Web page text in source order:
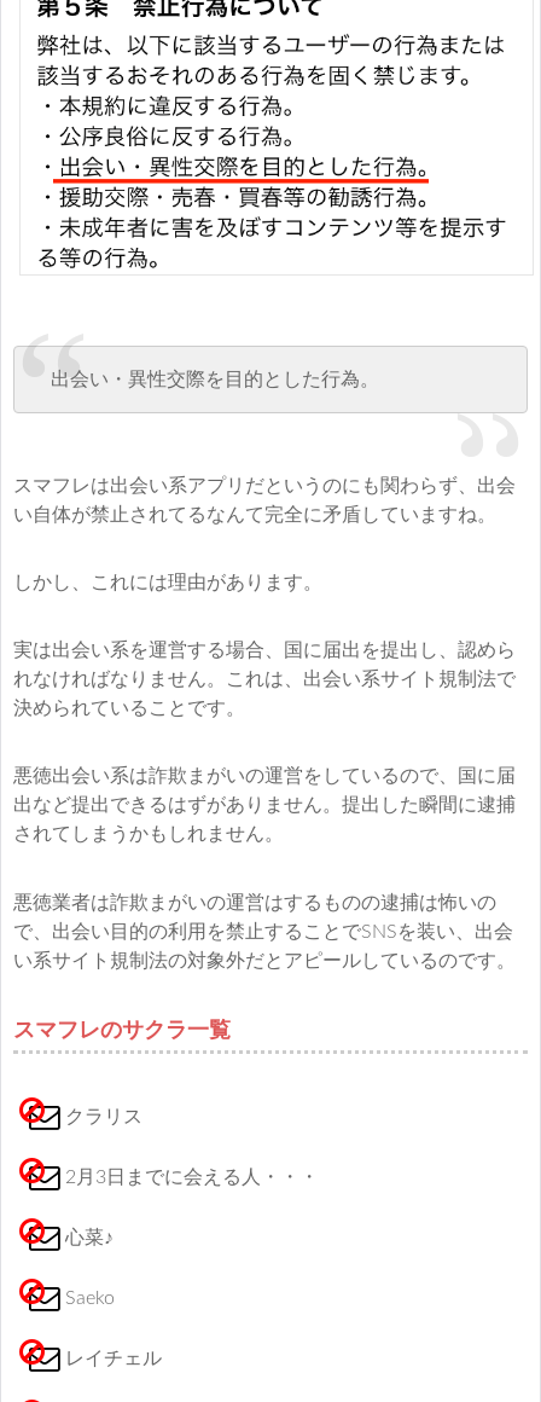
出会い・異性交際を目的とした行為。
スマフレは出会い系アプリだというのにも関わらず、出会
い自体が禁止されてるなんて完全に矛盾していますね。
しかし、これには理由があります。
実は出会い系を運営する場合、国に届出を提出し、認めら
れなければなりません。これは、出会い系サイト規制法で
決められていることです。
悪徳出会い系は詐欺まがいの運営をしているので、国に届
出など提出できるはずがありません。提出した瞬間に逮捕
されてしまうかもしれません。
悪徳業者は詐欺まがいの運営はするものの逮捕は怖いの
で、出会い目的の利用を禁止することでSNSを装い、出会
い系サイト規制法の対象外だとアピールしているのです。
スマフレのサクラ一覧
クラリス
2月3日までに会える人・・・
心菜♪
Saeko
レイチェル